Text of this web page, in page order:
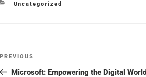
Uncategorized
PREVIOUS
Microsoft: Empowering the Digital World